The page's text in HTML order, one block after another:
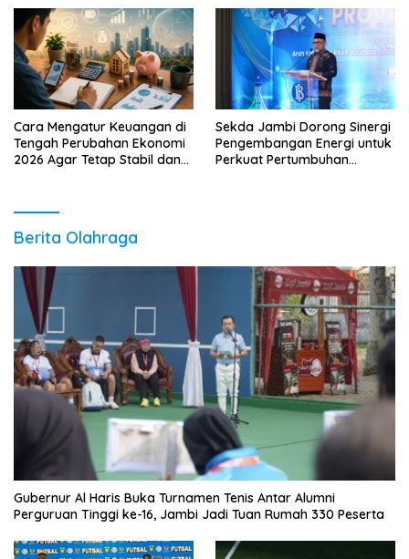
Cara Mengatur Keuangan di
Tengah Perubahan Ekonomi
2026 Agar Tetap Stabil dan
Sekda Jambi Dorong Sinergi
Pengembangan Energi untuk
Perkuat Pertumbuhan
Berita Olahraga
Gubernur Al Haris Buka Turnamen Tenis Antar Alumni
Perguruan Tinggi ke-16, Jambi Jadi Tuan Rumah 330 Peserta